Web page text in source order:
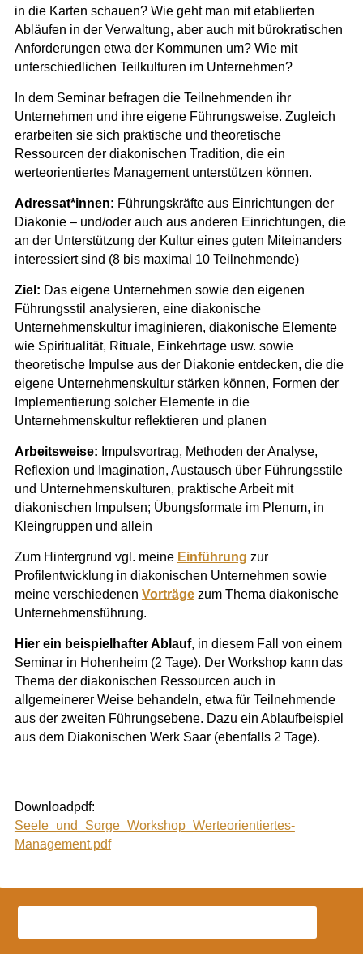
in die Karten schauen? Wie geht man mit etablierten
Abläufen in der Verwaltung, aber auch mit bürokratischen
Anforderungen etwa der Kommunen um? Wie mit
unterschiedlichen Teilkulturen im Unternehmen?
In dem Seminar befragen die Teilnehmenden ihr
Unternehmen und ihre eigene Führungsweise. Zugleich
erarbeiten sie sich praktische und theoretische
Ressourcen der diakonischen Tradition, die ein
werteorientiertes Management unterstützen können.
Adressat*innen: Führungskräfte aus Einrichtungen der
Diakonie – und/oder auch aus anderen Einrichtungen, die
an der Unterstützung der Kultur eines guten Miteinanders
interessiert sind (8 bis maximal 10 Teilnehmende)
Ziel: Das eigene Unternehmen sowie den eigenen
Führungsstil analysieren, eine diakonische
Unternehmenskultur imaginieren, diakonische Elemente
wie Spiritualität, Rituale, Einkehrtage usw. sowie
theoretische Impulse aus der Diakonie entdecken, die die
eigene Unternehmenskultur stärken können, Formen der
Implementierung solcher Elemente in die
Unternehmenskultur reflektieren und planen
Arbeitsweise: Impulsvortrag, Methoden der Analyse,
Reflexion und Imagination, Austausch über Führungsstile
und Unternehmenskulturen, praktische Arbeit mit
diakonischen Impulsen; Übungsformate im Plenum, in
Kleingruppen und allein
Zum Hintergrund vgl. meine Einführung zur
Profilentwicklung in diakonischen Unternehmen sowie
meine verschiedenen Vorträgezum Thema diakonische
Unternehmensführung.
Hier ein beispielhafter Ablauf, in diesem Fall von einem
Seminar in Hohenheim (2 Tage). Der Workshop kann das
Thema der diakonischen Ressourcen auch in
allgemeinerer Weise behandeln, etwa für Teilnehmende
aus der zweiten Führungsebene. Dazu ein Ablaufbeispiel
aus dem Diakonischen Werk Saar (ebenfalls 2 Tage).
Downloadpdf:
Seele_und_Sorge_Workshop_Werteorientiertes-
Management.pdf